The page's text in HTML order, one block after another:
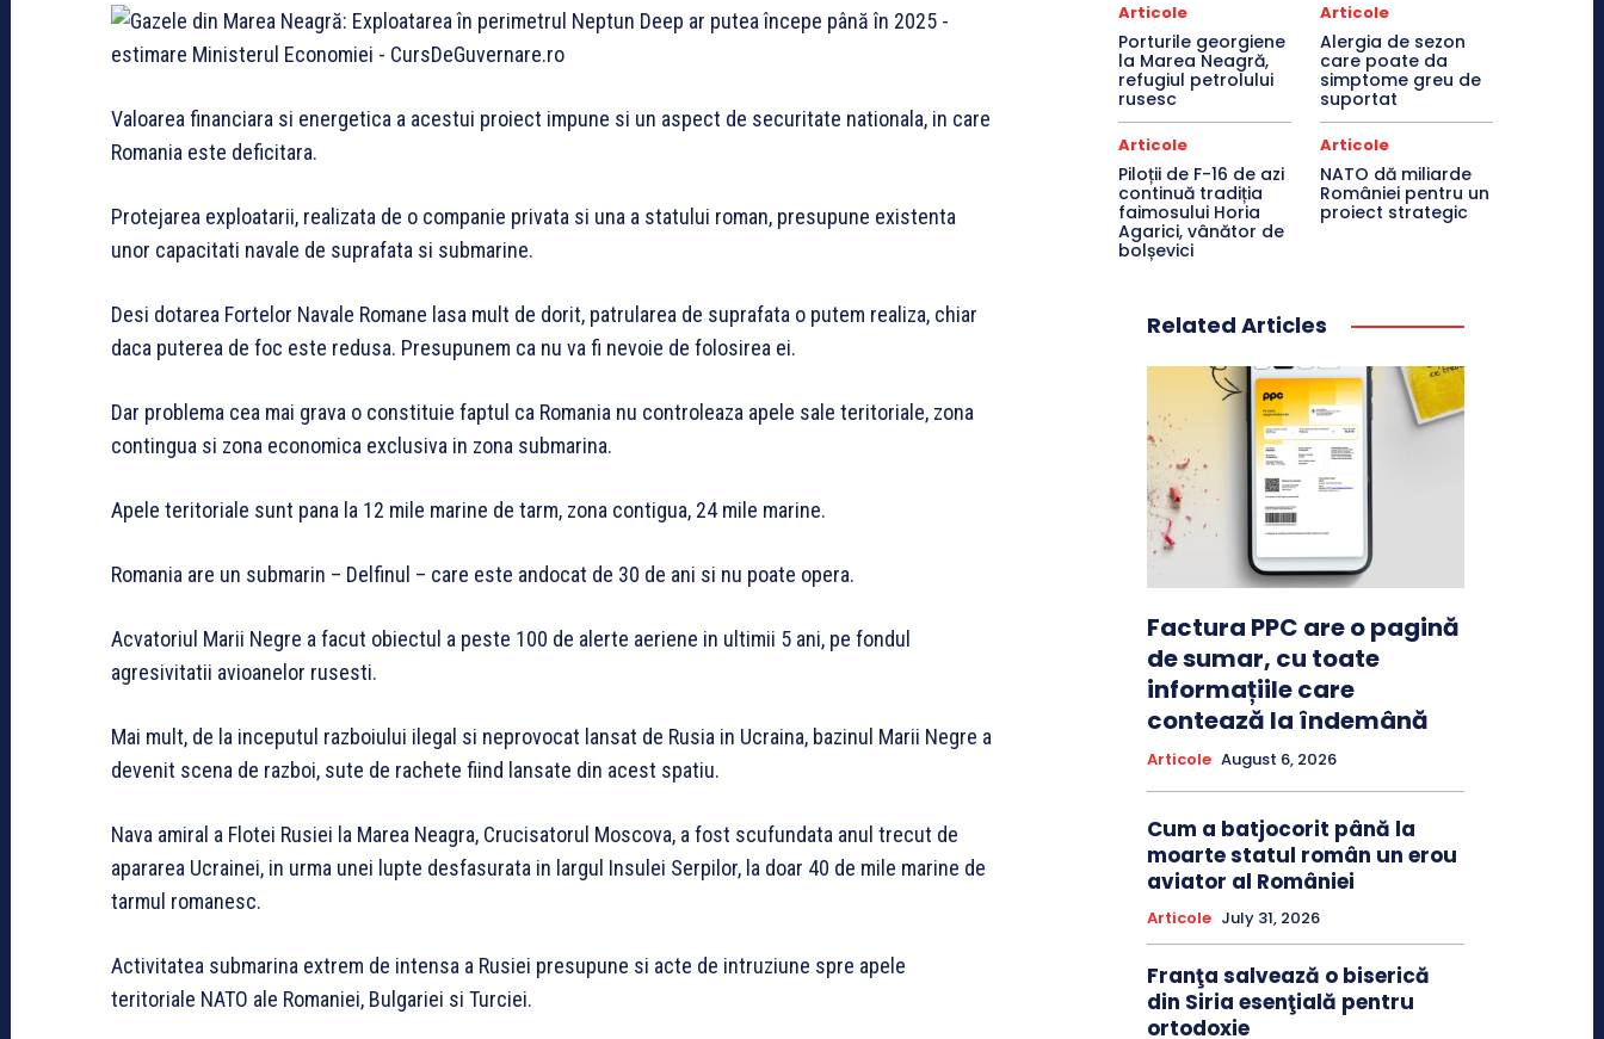
Valoarea financiara si energetica a acestui proiect impune si un aspect de securitate nationala, in care
Romania este deficitara.
Protejarea exploatarii, realizata de o companie privata si una a statului roman, presupune existenta
unor capacitati navale de suprafata si submarine.
Desi dotarea Fortelor Navale Romane lasa mult de dorit, patrularea de suprafata o putem realiza, chiar
daca puterea de foc este redusa. Presupunem ca nu va fi nevoie de folosirea ei.
Dar problema cea mai grava o constituie faptul ca Romania nu controleaza apele sale teritoriale, zona
contingua si zona economica exclusiva in zona submarina.
Apele teritoriale sunt pana la 12 mile marine de tarm, zona contigua, 24 mile marine.
Romania are un submarin – Delfinul – care este andocat de 30 de ani si nu poate opera.
Acvatoriul Marii Negre a facut obiectul a peste 100 de alerte aeriene in ultimii 5 ani, pe fondul
agresivitatii avioanelor rusesti.
Mai mult, de la inceputul razboiului ilegal si neprovocat lansat de Rusia in Ucraina, bazinul Marii Negre a
devenit scena de razboi, sute de rachete fiind lansate din acest spatiu.
Nava amiral a Flotei Rusiei la Marea Neagra, Crucisatorul Moscova, a fost scufundata anul trecut de
apararea Ucrainei, in urma unei lupte desfasurata in largul Insulei Serpilor, la doar 40 de mile marine de
tarmul romanesc.
Activitatea submarina extrem de intensa a Rusiei presupune si acte de intruziune spre apele
teritoriale NATO ale Romaniei, Bulgariei si Turciei.
Articole
Porturile georgiene
la Marea Neagră,
refugiul petrolului
rusesc
Articole
Alergia de sezon
care poate da
simptome greu de
suportat
Articole
Piloții de F-16 de azi
continuă tradiția
faimosului Horia
Agarici, vânător de
bolșevici
Articole
NATO dă miliarde
României pentru un
proiect strategic
Related Articles
Factura PPC are o pagină
de sumar, cu toate
informațiile care
contează la îndemână
Articole August 6, 2026
Cum a batjocorit până la
moarte statul român un erou
aviator al României
Articole July 31, 2026
Franţa salvează o biserică
din Siria esenţială pentru
ortodoxie